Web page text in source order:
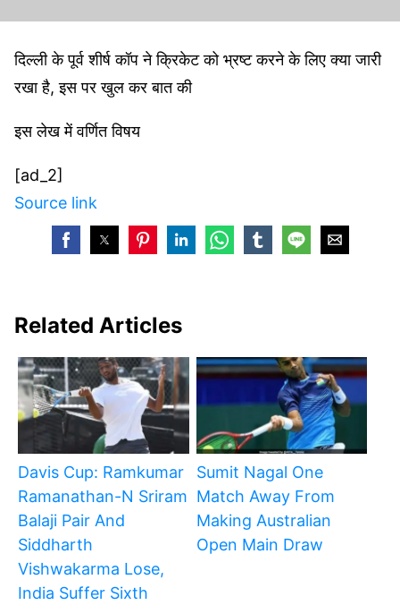
दिल्ली के पूर्व शीर्ष कॉप ने क्रिकेट को भ्रष्ट करने के लिए क्या जारी
रखा है, इस पर खुल कर बात की
इस लेख में वर्णित विषय
[ad_2]
Source link
Related Articles
Davis Cup: Ramkumar
Ramanathan-N Sriram
Balaji Pair And
Siddharth
Vishwakarma Lose,
India Suffer Sixth
Sumit Nagal One
Match Away From
Making Australian
Open Main Draw